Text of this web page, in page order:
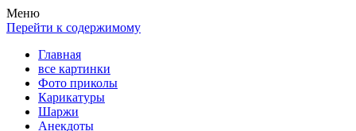
Весела хата — прикольные картинки, смешные истории,
клипы!
Покажем всем ваши фото приколы, карикатуры, шаржи, стихи,
рассказы, видео и песни!
Меню
Перейти к содержимому
Главная
все картинки
Фото приколы
Карикатуры
Шаржи
Анекдоты